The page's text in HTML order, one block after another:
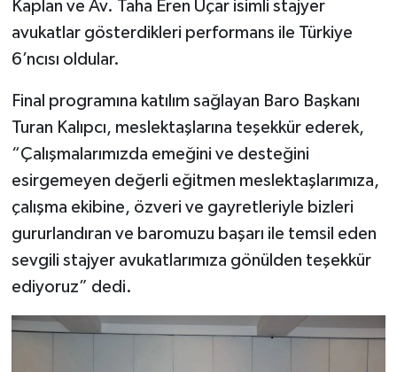
Kaplan ve Av. Taha Eren Uçar isimli stajyer
avukatlar gösterdikleri performans ile Türkiye
6’ncısı oldular.
Final programına katılım sağlayan Baro Başkanı
Turan Kalıpcı, meslektaşlarına teşekkür ederek,
“Çalışmalarımızda emeğini ve desteğini
esirgemeyen değerli eğitmen meslektaşlarımıza,
çalışma ekibine, özveri ve gayretleriyle bizleri
gururlandıran ve baromuzu başarı ile temsil eden
sevgili stajyer avukatlarımıza gönülden teşekkür
ediyoruz” dedi.